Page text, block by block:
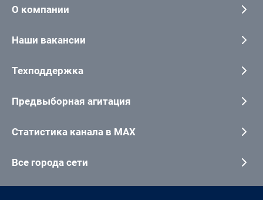
О компании
Наши вакансии
Техподдержка
Предвыборная агитация
Статистика канала в MAX
Все города сети